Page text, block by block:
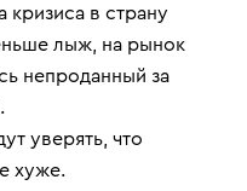
кризиса в страну
лыж, на рынок
непроданный за
уверять, что
хуже.